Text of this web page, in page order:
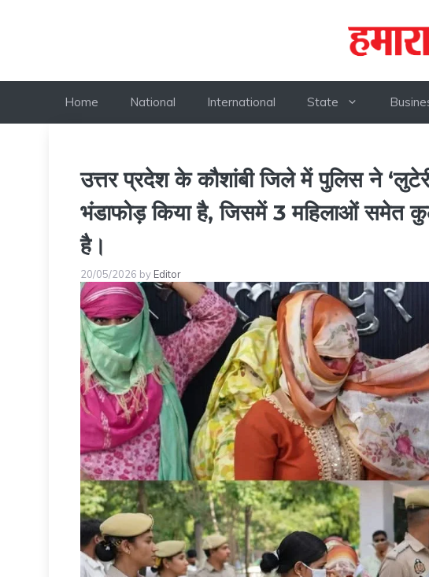
Home National International State
उत्तर प्रदेश के कौशांबी जिले में पुलिस ने
भंडाफोड़ किया है, जिसमें 3 महिलाओं समेत
है।
20/05/2026 by Editor